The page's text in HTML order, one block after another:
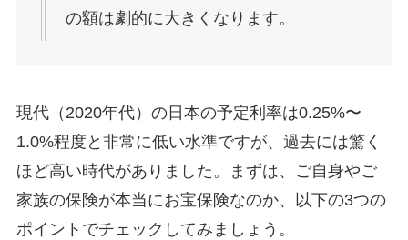
の額は劇的に大きくなります。
現代（2020年代）の日本の予定利率は0.25%〜
1.0%程度と非常に低い水準ですが、過去には驚く
ほど高い時代がありました。まずは、ご自身やご
家族の保険が本当にお宝保険なのか、以下の3つの
ポイントでチェックしてみましょう。